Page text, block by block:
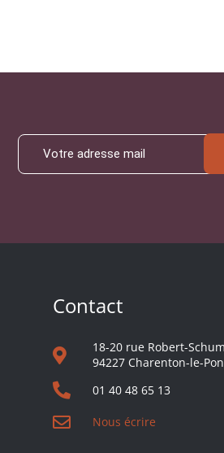
Contact
18-20 rue Robert-
94227 Charenton-le-
01 40 48 65 13
Nous écrire